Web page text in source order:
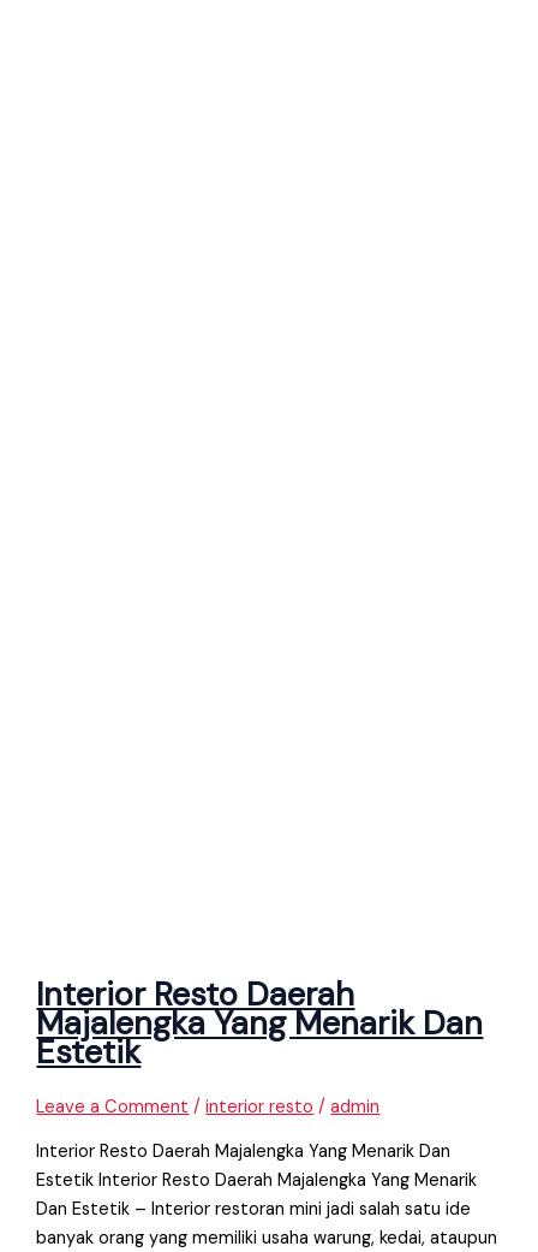
Interior Resto Daerah
Majalengka Yang Menarik Dan
Estetik
Leave a Comment /interior resto /admin
Interior Resto Daerah Majalengka Yang Menarik Dan
Estetik Interior Resto Daerah Majalengka Yang Menarik
Dan Estetik – Interior restoran mini jadi salah satu ide
banyak orang yang memiliki usaha warung, kedai, ataupun